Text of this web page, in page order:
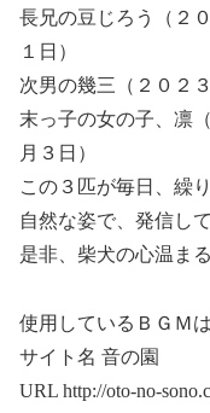
長兄の豆じろう（２
１日）
次男の幾三（２０２
末っ子の女の子、凛
月３日）
この３匹が毎日、繰
自然な姿で、発信し
是非、柴犬の心温ま
使用しているＢＧＭは
サイト名 音の園
URL http://oto-no-